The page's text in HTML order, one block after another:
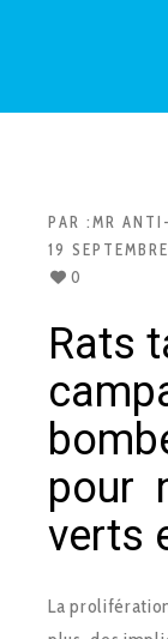
PAR :MR
19
0
Rats
pour
verts
La